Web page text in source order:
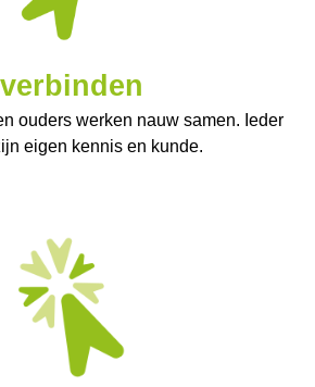
verbinden
ouders werken nauw samen. Ieder
eigen kennis en kunde.